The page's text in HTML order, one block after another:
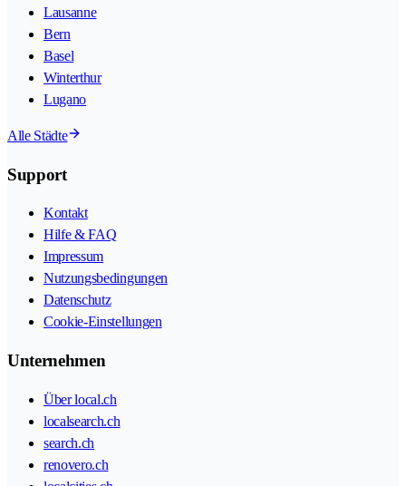
Lausanne
Bern
Basel
Winterthur
Lugano
Alle Städte
Support
Kontakt
Hilfe & FAQ
Impressum
Nutzungsbedingungen
Datenschutz
Cookie-Einstellungen
Unternehmen
Über local.ch
localsearch.ch
search.ch
renovero.ch